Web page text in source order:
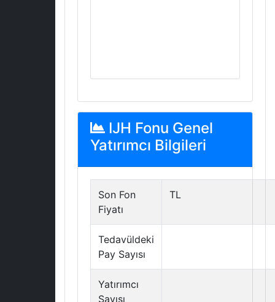
IJH Fonu Genel
Yatırımcı Bilgileri
Son Fon
Fiyatı
TL
Tedavüldeki
Pay Sayısı
Yatırımcı
Sayısı